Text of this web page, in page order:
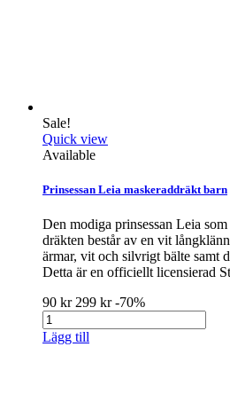
Sale!
Quick view
Available
Prinsessan Leia maskeraddräkt barn
Den modiga prinsessan Leia
dräkten består av en vit
ärmar, vit och silvrigt bälte samt
Detta är en officiellt licensierad
90 kr299 kr-70%
Lägg till